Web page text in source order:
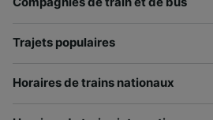
Trajets populaires
Horaires de trains nationaux